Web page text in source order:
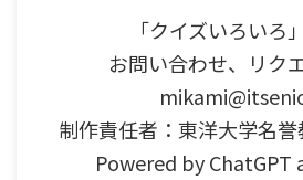
「クイズいろいろ
お問い合わせ、リク
制作責任者：東洋大学名
Powered by ChatGPT